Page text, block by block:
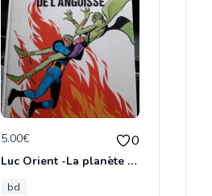
5.00€ 0
Luc Orient -La planète de l'angoisse
bd